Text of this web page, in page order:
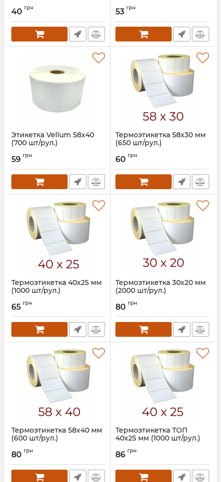
40 грн 53 грн
Этикетка Vellum 58x40
(700 шт/рул.)
59 грн
Термоэтикетка 58х30 мм
(650 шт/рул.)
60 грн
Термоэтикетка 40х25 мм
(1000 шт/рул.)
65 грн
Термоэтикетка 30х20 мм
(2000 шт/рул.)
80 грн
Термоэтикетка 58х40 мм
(600 шт/рул.)
80 грн
Термоэтикетка ТОП
40х25 мм (1000 шт/рул.)
86 грн